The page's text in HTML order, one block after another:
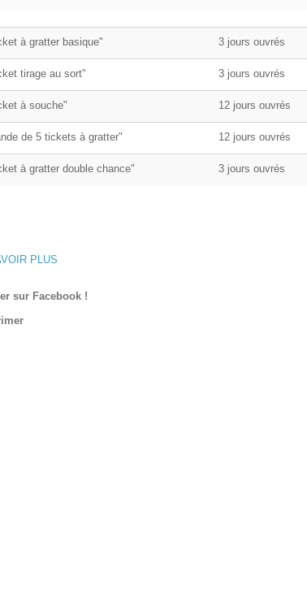
à gratter basique" 3 jours ouvrés
tirage au sort" 3 jours ouvrés
à souche" 12 jours ouvrés
de 5 tickets à gratter" 12 jours ouvrés
à gratter double chance" 3 jours ouvrés
PLUS
sur Facebook !